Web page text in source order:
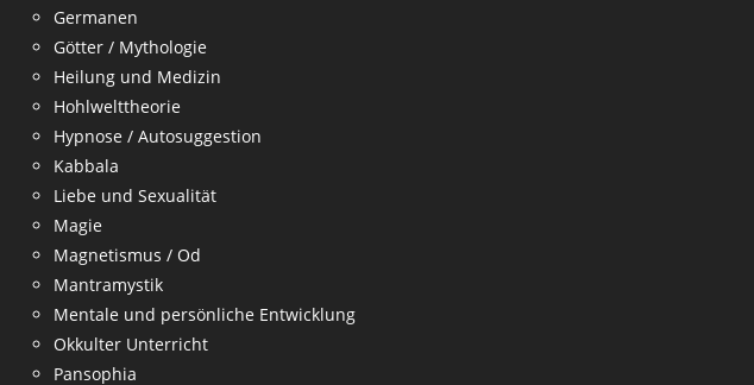
Germanen
Götter / Mythologie
Heilung und Medizin
Hohlwelttheorie
Hypnose / Autosuggestion
Kabbala
Liebe und Sexualität
Magie
Magnetismus / Od
Mantramystik
Mentale und persönliche Entwicklung
Okkulter Unterricht
Pansophia